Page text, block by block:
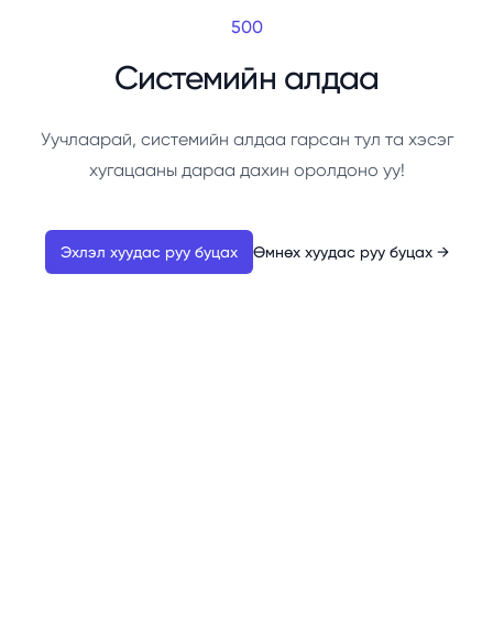
500
Системийн алдаа
Уучлаарай, системийн алдаа гарсан тул та хэсэг
хугацааны дараа дахин оролдоно уу!
Эхлэл хуудас руу буцах Өмнөх хуудас руу буцах →